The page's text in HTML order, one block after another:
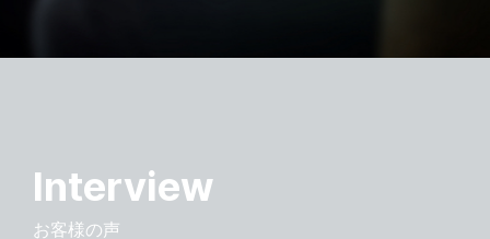
Interview
お客様の声